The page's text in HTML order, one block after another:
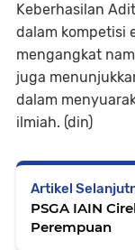
Keberhasilan
dalam kompetisi
mengangkat
juga
dalam
ilmiah. (din)
Artikel
PSGA IAIN
Perempuan